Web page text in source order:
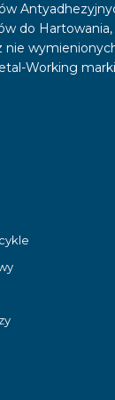
do
nie
Working